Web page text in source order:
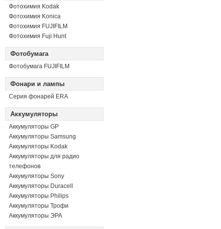
Фотохимия Kodak
Фотохимия Konica
Фотохимия FUJIFILM
Фотохимия Fuji Hunt
Фотобумага
Фотобумага FUJIFILM
Фонари и лампы
Серия фонарей ERA
Аккумуляторы
Аккумуляторы GP
Аккумуляторы Samsung
Аккумуляторы Kodak
Аккумуляторы для радио
телефонов
Аккумуляторы Sony
Аккумуляторы Duracell
Аккумуляторы Philips
Аккумуляторы Трофи
Аккумуляторы ЭРА